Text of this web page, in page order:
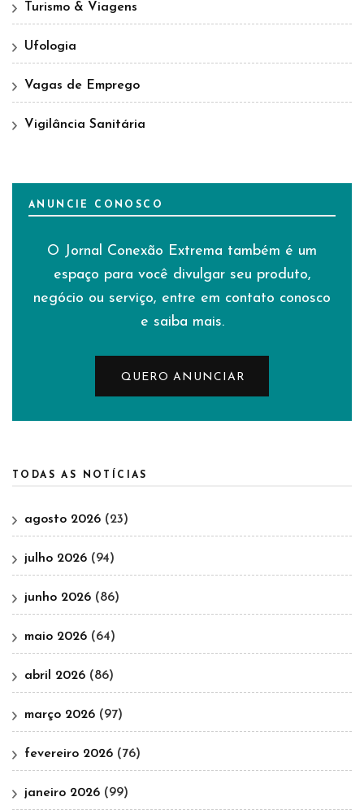
Turismo & Viagens
Ufologia
Vagas de Emprego
Vigilância Sanitária
ANUNCIE CONOSCO
O Jornal Conexão Extrema também é um
espaço para você divulgar seu produto,
negócio ou serviço, entre em contato conosco
e saiba mais.
QUERO ANUNCIAR
TODAS AS NOTÍCIAS
agosto 2026 (23)
julho 2026 (94)
junho 2026 (86)
maio 2026 (64)
abril 2026 (86)
março 2026 (97)
fevereiro 2026 (76)
janeiro 2026 (99)